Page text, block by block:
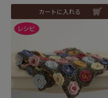
カートに入れる